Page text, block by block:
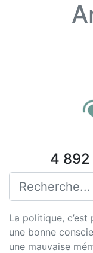
4
La politique,
une bonne
une mauvaise